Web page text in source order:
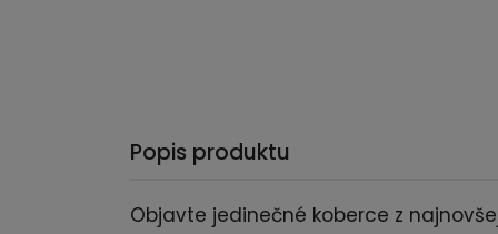
Popis produktu
Objavte jedinečné koberce z